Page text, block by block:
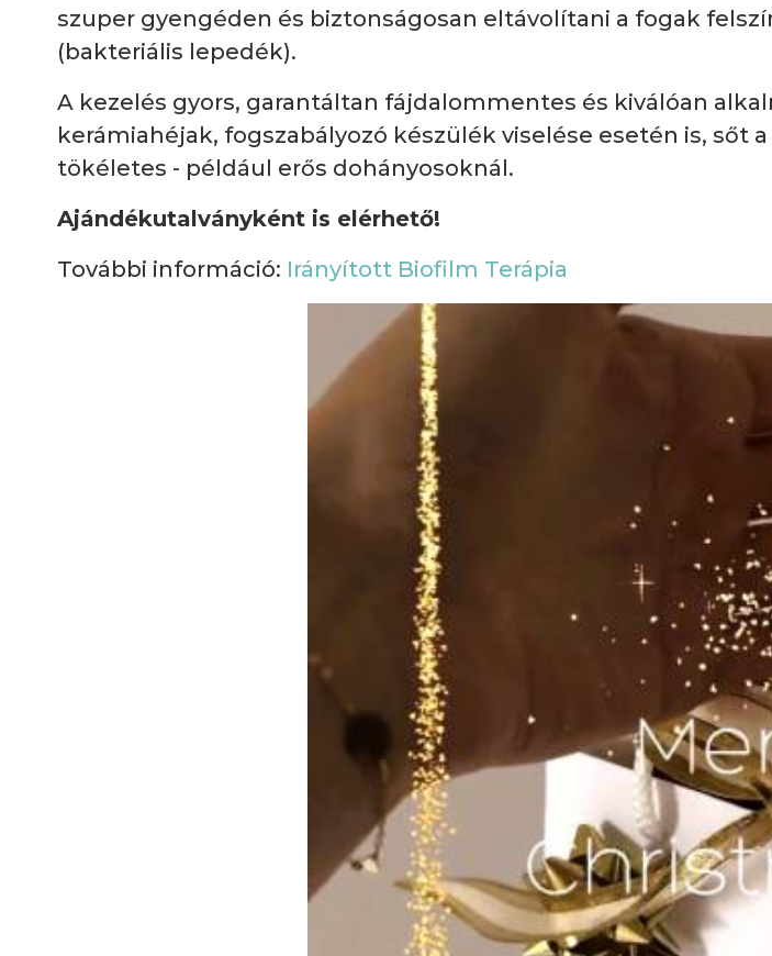
szuper gyengéden és biztonságosan eltávolítani a fogak
(bakteriális lepedék).
A kezelés gyors, garantáltan fájdalommentes és kiválóan
kerámiahéjak, fogszabályozó készülék viselése esetén is, sőt
tökéletes - például erős dohányosoknál.
Ajándékutalványként is elérhető!
További információ: Irányított Biofilm Terápia